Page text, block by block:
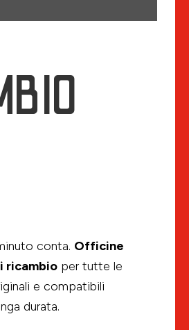
conta. Officine
ricambioper tutte le
e compatibili
durata.